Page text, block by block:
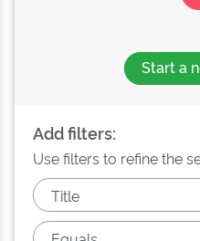
Start a
Add filters:
Use filters to refine the